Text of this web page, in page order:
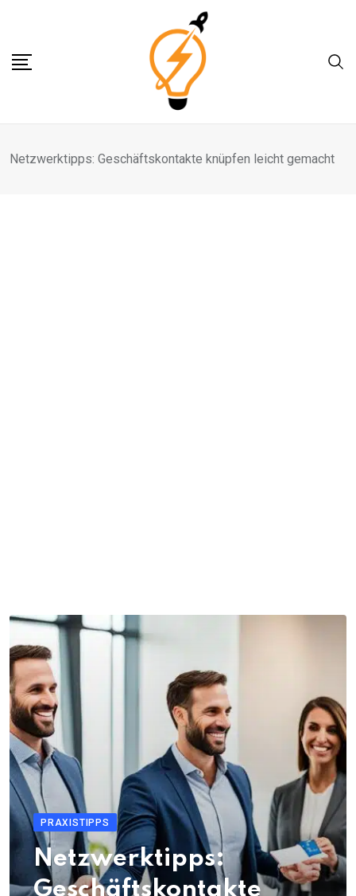
content
Netzwerktipps: Geschäftskontakte knüpfen leicht gemacht
PRAXISTIPPS
Netzwerktipps:
Geschäftskontakte